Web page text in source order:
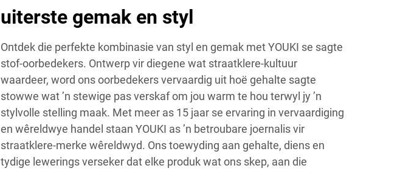
uiterste gemak en styl
Ontdek die perfekte kombinasie van styl en gemak met YOUKI se sagte
stof-oorbedekers. Ontwerp vir diegene wat straatklere-kultuur
waardeer, word ons oorbedekers vervaardig uit hoë gehalte sagte
stowwe wat ’n stewige pas verskaf om jou warm te hou terwyl jy ’n
stylvolle stelling maak. Met meer as 15 jaar se ervaring in vervaardiging
en wêreldwye handel staan YOUKI as ’n betroubare joernalis vir
straatklere-merke wêreldwyd. Ons toewyding aan gehalte, diens en
tydige lewerings verseker dat elke produk wat ons skep, aan die